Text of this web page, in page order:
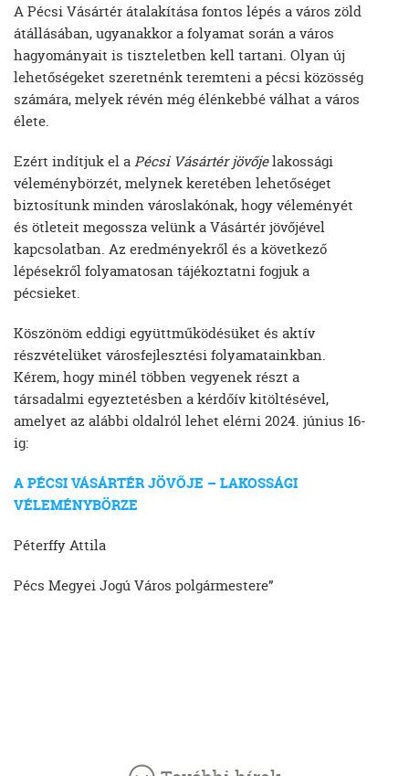
A Pécsi Vásártér átalakítása fontos lépés a város zöld
átállásában, ugyanakkor a folyamat során a város
hagyományait is tiszteletben kell tartani. Olyan új
lehetőségeket szeretnénk teremteni a pécsi közösség
számára, melyek révén még élénkebbé válhat a város
élete.
Ezért indítjuk el aPécsi Vásártér jövőjelakossági
véleménybörzét, melynek keretében lehetőséget
biztosítunk minden városlakónak, hogy véleményét
és ötleteit megossza velünk a Vásártér jövőjével
kapcsolatban. Az eredményekről és a következő
lépésekről folyamatosan tájékoztatni fogjuk a
pécsieket.
Köszönöm eddigi együttműködésüket és aktív
részvételüket városfejlesztési folyamatainkban.
Kérem, hogy minél többen vegyenek részt a
társadalmi egyeztetésben a kérdőív kitöltésével,
amelyet az alábbi oldalról lehet elérni 2024. június 16-
ig:
A PÉCSI VÁSÁRTÉR JÖVŐJE – LAKOSSÁGI
VÉLEMÉNYBÖRZE
Péterffy Attila
Pécs Megyei Jogú Város polgármestere”